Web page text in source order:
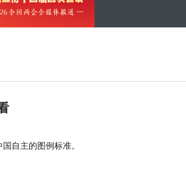
自主的图例标准。